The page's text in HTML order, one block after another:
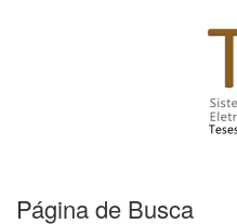
Página de Busca